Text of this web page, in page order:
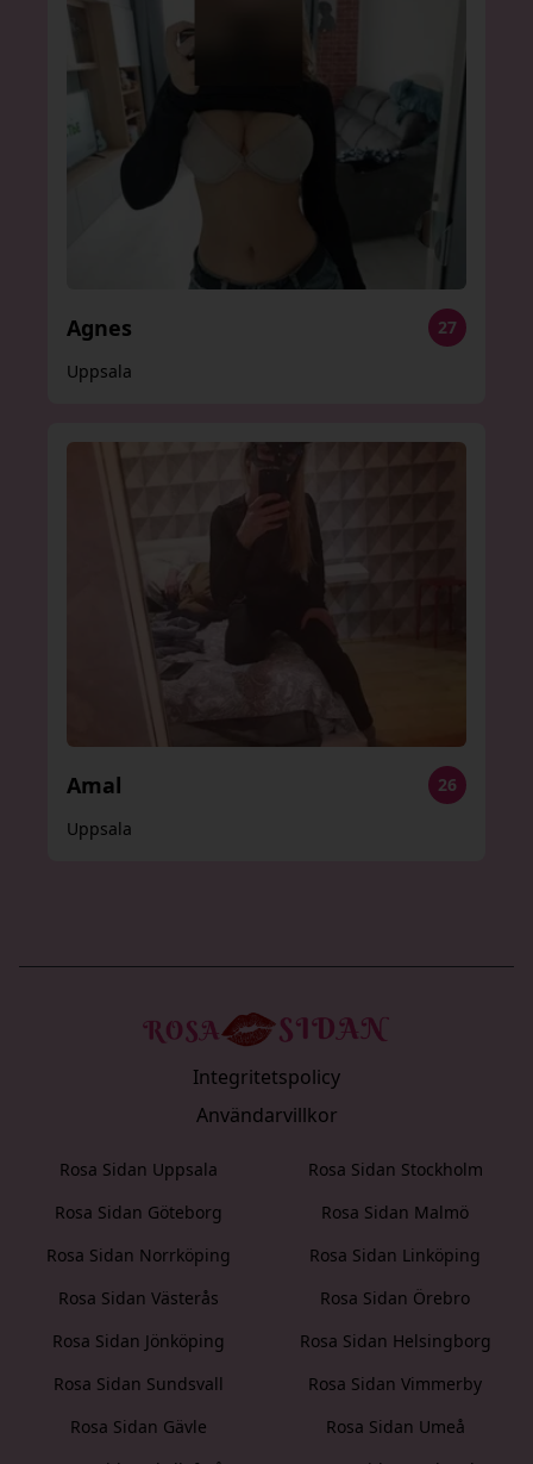
Agnes
27
Uppsala
Amal
26
Uppsala
Integritetspolicy
Användarvillkor
Rosa Sidan Uppsala
Rosa Sidan Stockholm
Rosa Sidan Göteborg
Rosa Sidan Malmö
Rosa Sidan Norrköping
Rosa Sidan Linköping
Rosa Sidan Västerås
Rosa Sidan Örebro
Rosa Sidan Jönköping
Rosa Sidan Helsingborg
Rosa Sidan Sundsvall
Rosa Sidan Vimmerby
Rosa Sidan Gävle
Rosa Sidan Umeå